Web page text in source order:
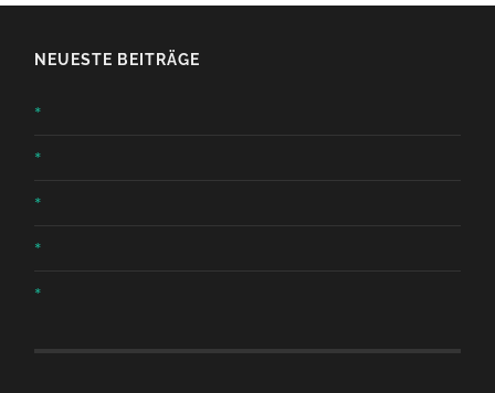
NEUESTE BEITRÄGE
*
*
*
*
*